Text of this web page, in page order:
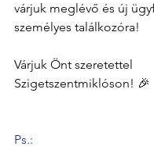
várjuk meglévő és új
személyes találkozóra!
Várjuk Önt szeretettel
Szigetszentmiklóson! 🎉
Ps.: